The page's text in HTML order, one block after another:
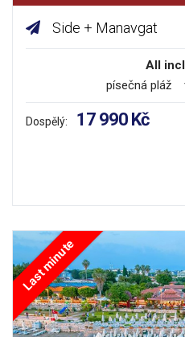
Side + Manavgat
All
písečná pláž
Dospělý: 17 990 Kč
Last minute